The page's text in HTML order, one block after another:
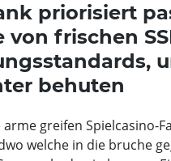
priorisiert
frischen
behuten
greifen Spielcasino-
welche in die bruche